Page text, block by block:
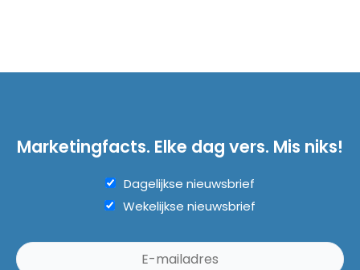
Marketingfacts. Elke dag vers. Mis niks!
Dagelijkse nieuwsbrief
Wekelijkse nieuwsbrief